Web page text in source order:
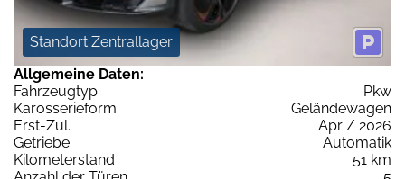
Standort Zentrallager
Allgemeine Daten:
Fahrzeugtyp
Pkw
Karosserieform
Geländewagen
Erst-Zul.
Apr / 2026
Getriebe
Automatik
Kilometerstand
51 km